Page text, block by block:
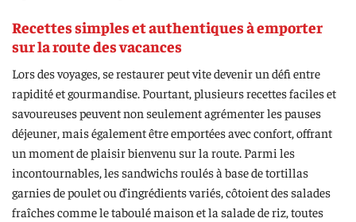
Recettes simples et authentiques à emporter
sur la route des vacances
Lors des voyages, se restaurer peut vite devenir un défi entre
rapidité et gourmandise. Pourtant, plusieurs recettes faciles et
savoureuses peuvent non seulement agrémenter les pauses
déjeuner, mais également être emportées avec confort, offrant
un moment de plaisir bienvenu sur la route. Parmi les
incontournables, les sandwichs roulés à base de tortillas
garnies de poulet ou d’ingrédients variés, côtoient des salades
fraîches comme le taboulé maison et la salade de riz, toutes